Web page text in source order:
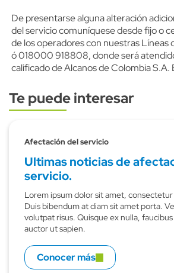
De presentarse alguna alteración
del servicio comuníquese desde fijo o
de los operadores con nuestras Líneas
ó 018000 918808, donde será
calificado de Alcanos de Colombia S.A.
Subtitulo
Te puede interesar
Afectación del servicio
Ultimas noticias de
servicio.
Lorem ipsum dolor sit amet,
Duis bibendum at diam sit amet porta.
volutpat risus. Quisque ex nulla,
auctor ut sapien.
Conocer más